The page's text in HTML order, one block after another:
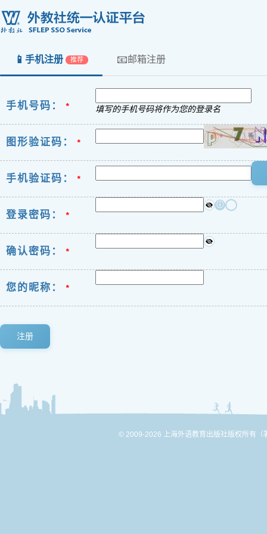
📱 手机注册 推荐 📧邮箱注册
手机号码： * 填写的手机号码将作为您的登录名
图形验证码： *
手机验证码： *
登录密码： *
ⓘ
确认密码： *
您的昵称： *
注册
© 2009-2026 上海外语教育出版社版权所有